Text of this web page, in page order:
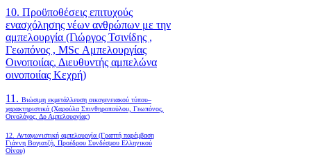
10. Προϋποθέσεις επιτυχούς
ενασχόλησης νέων ανθρώπων με την
αμπελουργία (Γιώργος Τσινίδης ,
Γεωπόνος , MSc Αμπελουργίας
Οινοποιίας, Διευθυντής αμπελώνα
οινοποιίας Κεχρή)
11. Βιώσιμη εκμετάλλευση οικογενειακού τύπου–
χαρακτηριστικά (Χαρούλα Σπινθηροπούλου, Γεωπόνος,
Οινολόγος, Δρ Αμπελουργίας)
12. Ανταγωνιστική αμπελουργία (Γραπτή παρέμβαση
Γιάννη Βογιατζή, Προέδρου Συνδέσμου Ελληνικού
Οίνου)